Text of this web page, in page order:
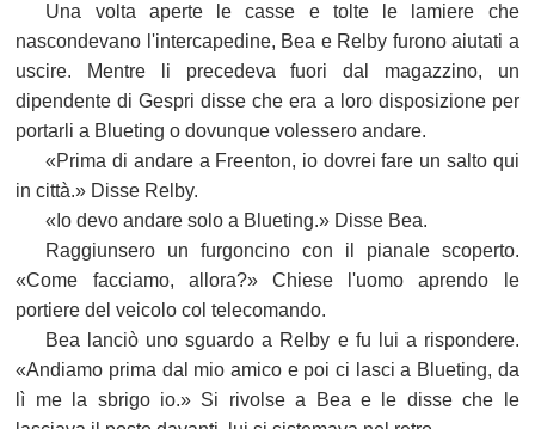
Una volta aperte le casse e tolte le lamiere che
nascondevano l'intercapedine, Bea e Relby furono aiutati a
uscire. Mentre li precedeva fuori dal magazzino, un
dipendente di Gespri disse che era a loro disposizione per
portarli a Blueting o dovunque volessero andare.
«Prima di andare a Freenton, io dovrei fare un salto qui
in città.» Disse Relby.
«Io devo andare solo a Blueting.» Disse Bea.
Raggiunsero un furgoncino con il pianale scoperto.
«Come facciamo, allora?» Chiese l'uomo aprendo le
portiere del veicolo col telecomando.
Bea lanciò uno sguardo a Relby e fu lui a rispondere.
«Andiamo prima dal mio amico e poi ci lasci a Blueting, da
lì me la sbrigo io.» Si rivolse a Bea e le disse che le